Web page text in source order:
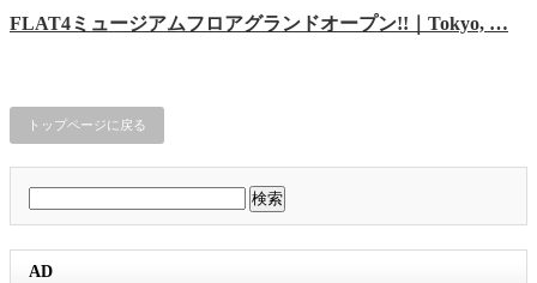
FLAT4ミュージアムフロアグランドオープン!!｜Tokyo, …
トップページに戻る
索:
AD